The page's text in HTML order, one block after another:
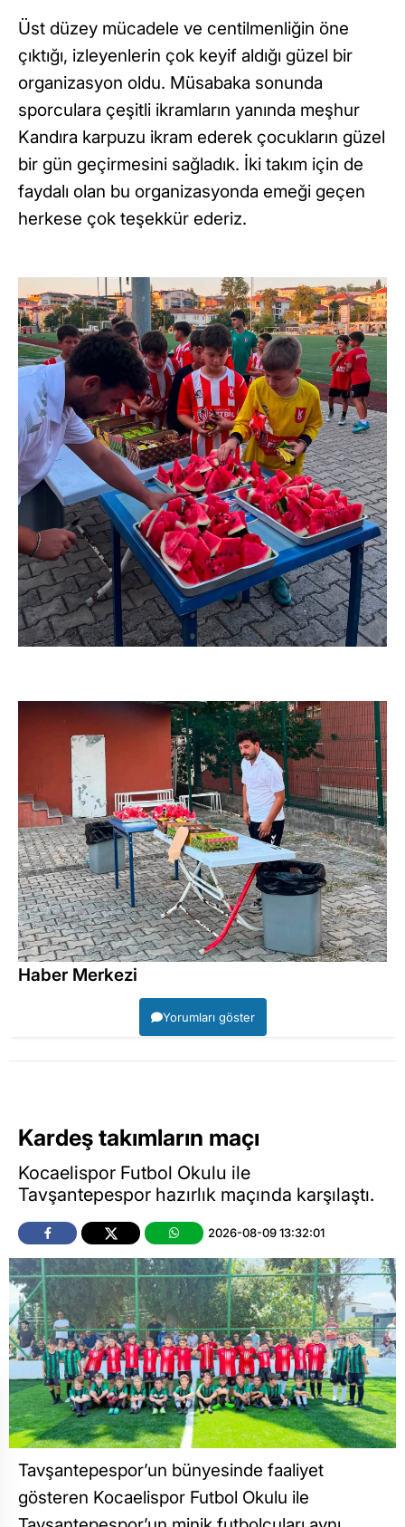
Üst düzey mücadele ve centilmenliğin öne
çıktığı, izleyenlerin çok keyif aldığı güzel bir
organizasyon oldu. Müsabaka sonunda
sporculara çeşitli ikramların yanında meşhur
Kandıra karpuzu ikram ederek çocukların güzel
bir gün geçirmesini sağladık. İki takım için de
faydalı olan bu organizasyonda emeği geçen
herkese çok teşekkür ederiz.
Haber Merkezi
Yorumları göster
Kardeş takımların maçı
Kocaelispor Futbol Okulu ile
Tavşantepespor hazırlık maçında karşılaştı.
2026-08-09 13:32:01
Tavşantepespor’un bünyesinde faaliyet
gösteren Kocaelispor Futbol Okulu ile